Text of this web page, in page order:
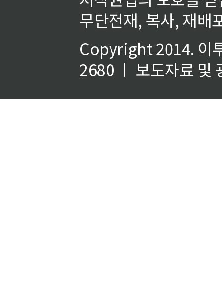
무단전재, 복사, 재배
Copyright 2014. 이
2680 ㅣ 보도자료